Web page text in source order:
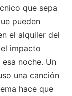
que sepa
pueden
el alquiler del
impacto
noche. Un
una canción
hace que